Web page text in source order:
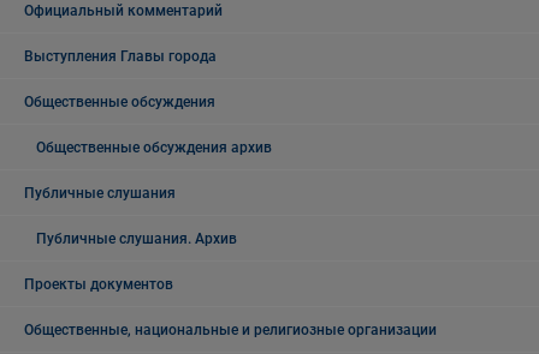
Официальный комментарий
Выступления Главы города
Общественные обсуждения
Общественные обсуждения архив
Публичные слушания
Публичные слушания. Архив
Проекты документов
Общественные, национальные и религиозные организации